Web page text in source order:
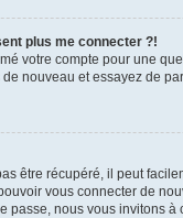
plus me connecter ?!
votre compte pour une
nouveau et essayez de
être récupéré, il peut
vous connecter de
nous vous invitons à